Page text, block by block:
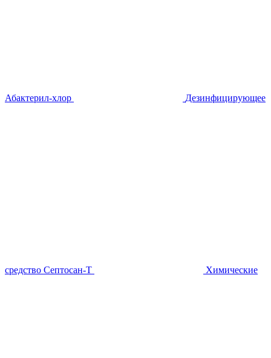
Абактерил-хлор Дезинфицирующее
средство Септосан-Т Химические